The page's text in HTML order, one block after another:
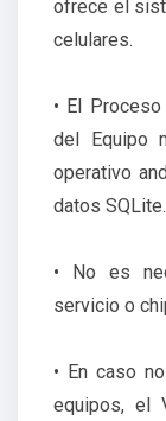
ofrece el
celulares.
• El
del Equipo
operativo
datos SQLite.
• No es
servicio o
• En caso
equipos, el